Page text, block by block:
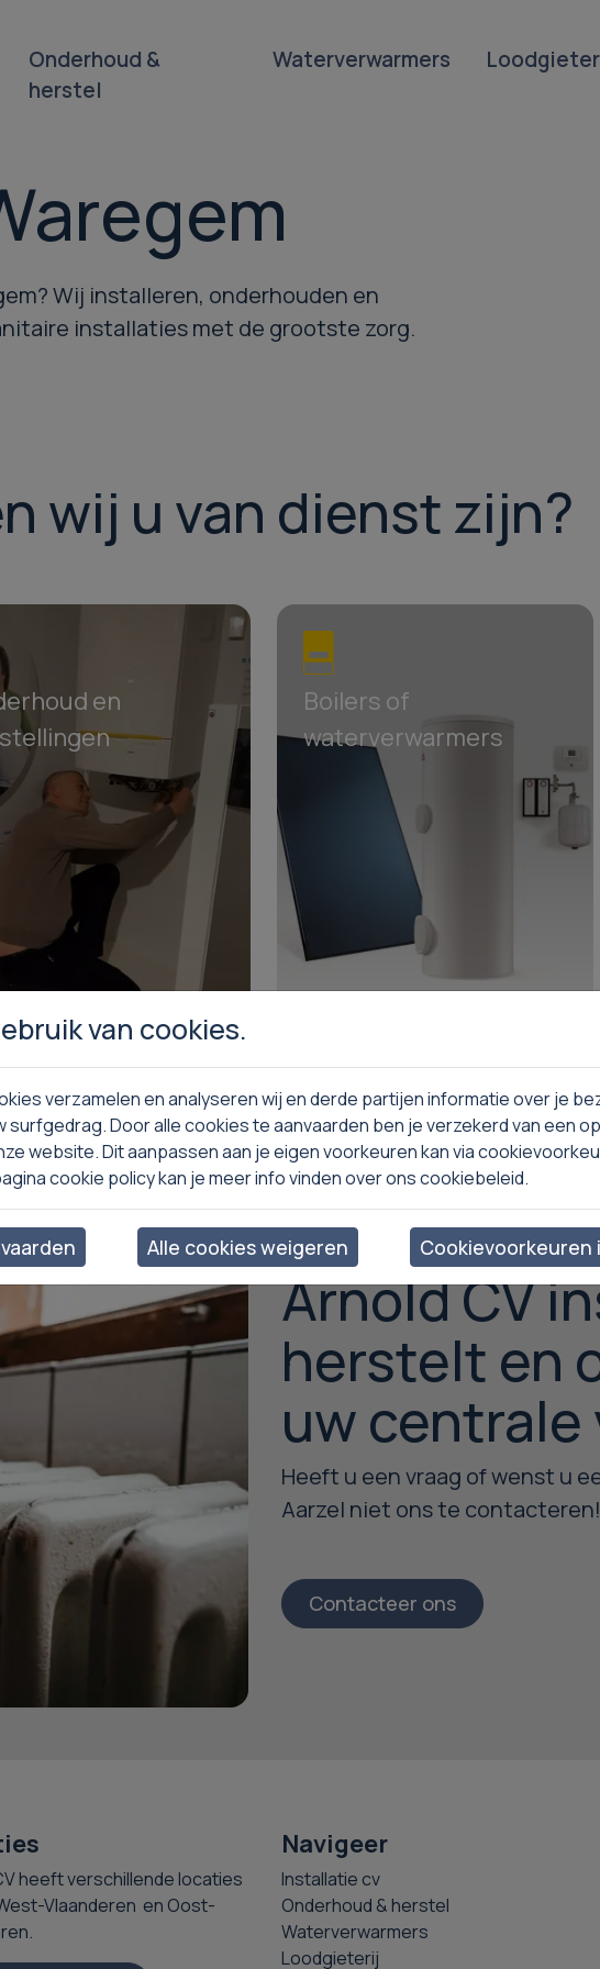
Onderhoud &
herstel
Waterverwarmers
Wij installeren, onderhouden en
installaties met de grootste zorg.
wij u van dienst zijn?
en
meer
Boilers of
waterverwarmers
Arnold CV
herstelt en
uw centrale
Heeft u een vraag of wenst u
Aarzel niet ons te contacteren!
Contacteer ons
heeft verschillende locaties
Vlaanderen en Oost-
Navigeer
Installatie cv
Onderhoud & herstel
Waterverwarmers
Loodgieterij
van cookies.
verzamelen en analyseren wij en derde partijen informatie over je
Door alle cookies te aanvaarden ben je verzekerd van een
website. Dit aanpassen aan je eigen voorkeuren kan via
cookie policy kan je meer info vinden over ons cookiebeleid.
Alle cookies weigeren Cookievoorkeuren